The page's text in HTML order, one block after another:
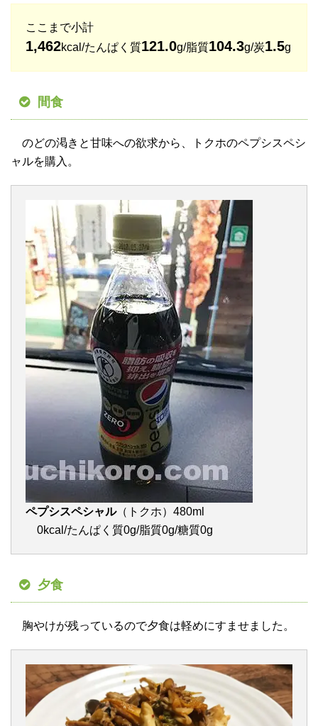
ここまで小計
1,462kcal/たんぱく質121.0g/脂質104.3g/炭1.5g
間食
のどの渇きと甘味への欲求から、トクホのペプシスペシ
ャルを購入。
ペプシスペシャル（トクホ）480ml
0kcal/たんぱく質0g/脂質0g/糖質0g
夕食
胸やけが残っているので夕食は軽めにすませました。